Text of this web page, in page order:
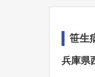
笹生
兵庫県